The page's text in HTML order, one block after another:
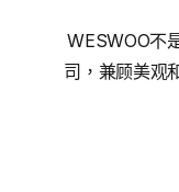
WESWOO不
司，兼顾美观